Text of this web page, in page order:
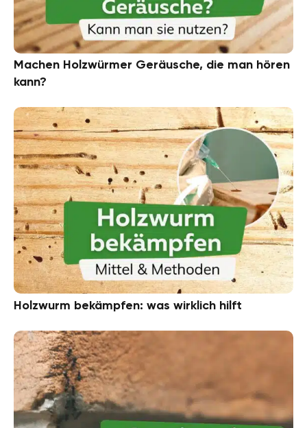
Machen Holzwürmer Geräusche, die man hören
kann?
Holzwurm bekämpfen: was wirklich hilft